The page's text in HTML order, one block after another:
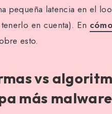
pequeña latencia en el
en cuenta). En
esto.
vs
más